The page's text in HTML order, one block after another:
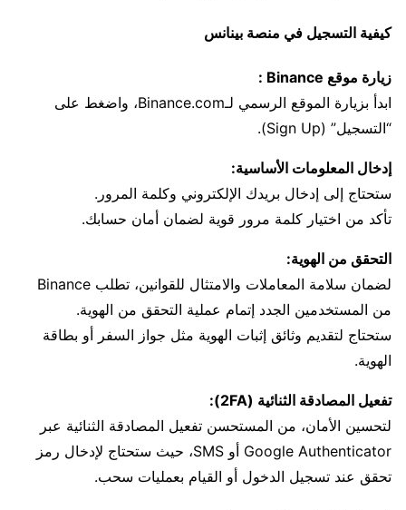
كيفية التسجيل في منصة بينانس
زيارة موقع Binance :
ابدأ بزيارة الموقع الرسمي لـBinance.com، واضغط على
“التسجيل” (Sign Up).
إدخال المعلومات الأساسية:
ستحتاج إلى إدخال بريدك الإلكتروني وكلمة المرور.
تأكد من اختيار كلمة مرور قوية لضمان أمان حسابك.
التحقق من الهوية:
لضمان سلامة المعاملات والامتثال للقوانين، تطلب Binance
من المستخدمين الجدد إتمام عملية التحقق من الهوية.
ستحتاج لتقديم وثائق إثبات الهوية مثل جواز السفر أو بطاقة
الهوية.
تفعيل المصادقة الثنائية (2FA):
لتحسين الأمان، من المستحسن تفعيل المصادقة الثنائية عبر
Google Authenticator أو SMS، حيث ستحتاج لإدخال رمز
تحقق عند تسجيل الدخول أو القيام بعمليات سحب.